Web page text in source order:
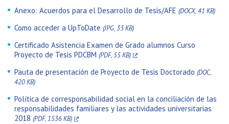
Anexo: Acuerdos para el Desarrollo de Tesis/AFE (DOCX, 41 KB)
Como acceder a UpToDate (JPG, 33 KB)
Certificado Asistencia Examen de Grado alumnos Curso
Proyecto de Tesis PDCBM (PDF, 55 KB)
Pauta de presentación de Proyecto de Tesis Doctorado (DOC,
420 KB)
Política de corresponsabilidad social en la conciliación de las
responsabilidades familiares y las actividades universitarias
2018 (PDF, 1536 KB)